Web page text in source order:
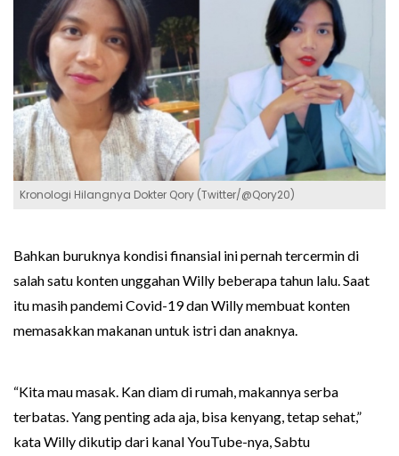
Kronologi Hilangnya Dokter Qory (Twitter/@Qory20)
Bahkan buruknya kondisi finansial ini pernah tercermin di
salah satu konten unggahan Willy beberapa tahun lalu. Saat
itu masih pandemi Covid-19 dan Willy membuat konten
memasakkan makanan untuk istri dan anaknya.
“Kita mau masak. Kan diam di rumah, makannya serba
terbatas. Yang penting ada aja, bisa kenyang, tetap sehat,”
kata Willy dikutip dari kanal YouTube-nya, Sabtu